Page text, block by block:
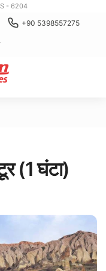
- 6204
+90 5398557275
(1 घंटा)